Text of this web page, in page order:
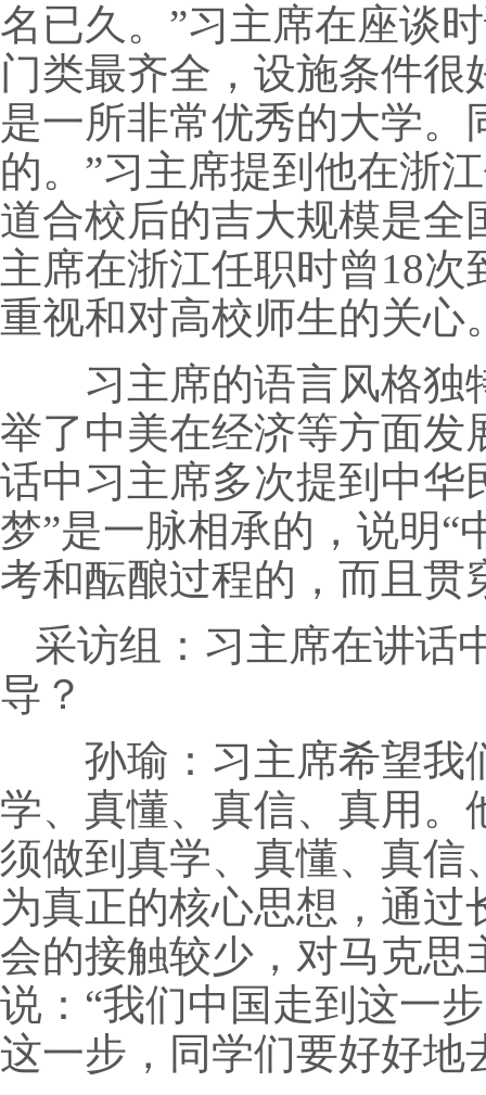
名已久。”习主席在座谈
门类最齐全，设施条件
是一所非常优秀的大学
的。”习主席提到他在浙
道合校后的吉大规模是全
主席在浙江任职时曾18
重视和对高校师生的关心
习主席的语言风格独
举了中美在经济等方面发
话中习主席多次提到中华
梦”是一脉相承的，说明“
考和酝酿过程的，而且贯
采访组：习主席在讲话
导？
孙瑜：习主席希望我们
学、真懂、真信、真用。
须做到真学、真懂、真信
为真正的核心思想，通
会的接触较少，对马克思
说：“我们中国走到这一
这一步，同学们要好好地